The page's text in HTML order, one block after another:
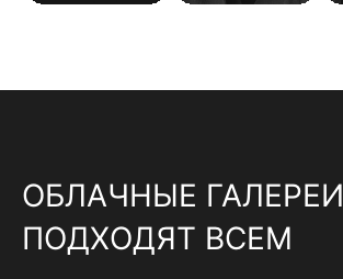
ОБЛАЧНЫЕ ГАЛЕРЕИ
ПОДХОДЯТ ВСЕМ